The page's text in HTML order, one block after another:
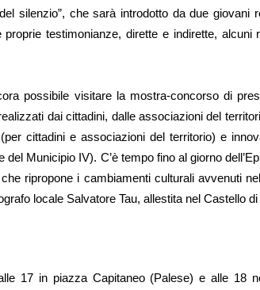
silenzio”, che sarà introdotto da due giovani
proprie testimonianze, dirette e indirette, alcuni
possibile visitare la mostra-concorso di
dai cittadini, dalle associazioni del
cittadini e associazioni del territorio) e
del Municipio IV). C’è tempo fino al giorno
ripropone i cambiamenti culturali avvenuti
locale Salvatore Tau, allestita nel Castello
17 in piazza Capitaneo (Palese) e alle 18